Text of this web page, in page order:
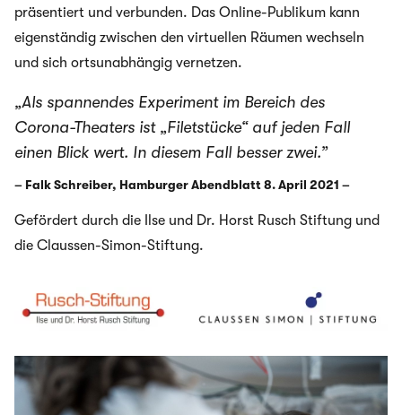
präsentiert und verbunden. Das Online-Publikum kann
eigenständig zwischen den virtuellen Räumen wechseln
und sich ortsunabhängig vernetzen.
„Als spannendes Experiment im Bereich des
Corona-Theaters ist „Filetstücke“ auf jeden Fall
einen Blick wert. In diesem Fall besser zwei.”
– Falk Schreiber, Hamburger Abendblatt 8. April 2021 –
Gefördert durch die Ilse und Dr. Horst Rusch Stiftung und
die Claussen-Simon-Stiftung.